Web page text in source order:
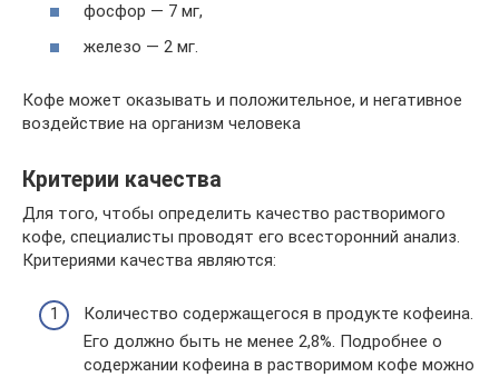
фосфор — 7 мг,
железо — 2 мг.
Кофе может оказывать и положительное, и негативное
воздействие на организм человека
Критерии качества
Для того, чтобы определить качество растворимого
кофе, специалисты проводят его всесторонний анализ.
Критериями качества являются:
Количество содержащегося в продукте кофеина.
Его должно быть не менее 2,8%. Подробнее о
содержании кофеина в растворимом кофе можно